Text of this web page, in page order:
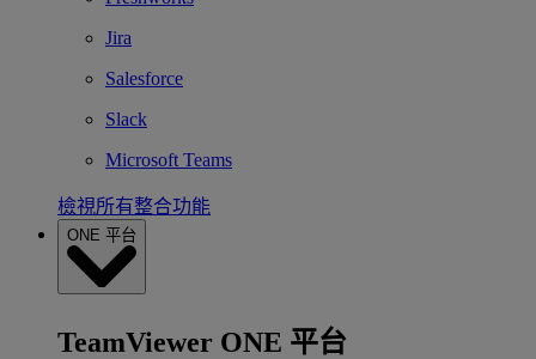
Jira
Salesforce
Slack
Microsoft Teams
檢視所有整合功能
ONE 平台
TeamViewer ONE 平台